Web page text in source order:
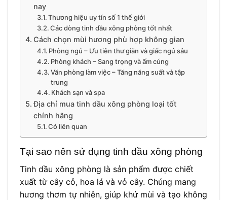
nay
Thương hiệu uy tín số 1 thế giới
Các dòng tinh dầu xông phòng tốt nhất
Cách chọn mùi hương phù hợp không gian
Phòng ngủ – Ưu tiên thư giãn và giấc ngủ sâu
Phòng khách – Sang trọng và ấm cúng
Văn phòng làm việc – Tăng năng suất và tập
trung
Khách sạn và spa
Địa chỉ mua tinh dầu xông phòng loại tốt
chính hãng
Có liên quan
Tại sao nên sử dụng tinh dầu xông phòng
Tinh dầu xông phòng là sản phẩm được chiết
xuất từ cây cỏ, hoa lá và vỏ cây. Chúng mang
hương thơm tự nhiên, giúp khử mùi và tạo không